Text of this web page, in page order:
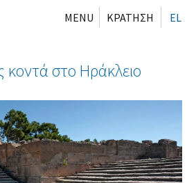
MENU EL
ΚΡΑΤΗΣΗ
κοντά στο Ηράκλειο